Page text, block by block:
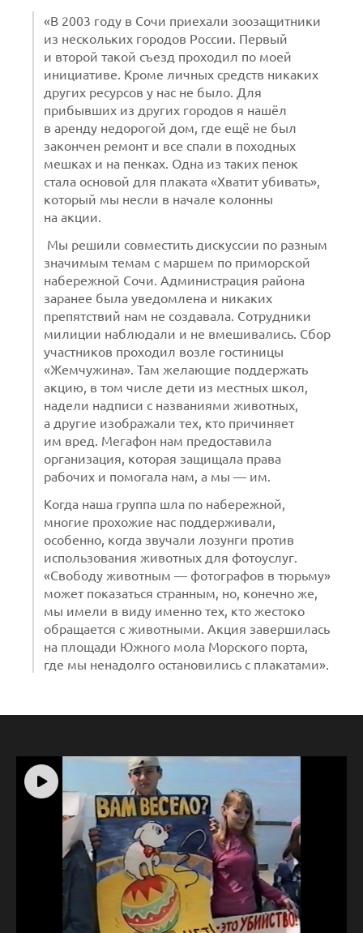
«В 2003 году в Сочи приехали зоозащитники
из нескольких городов России. Первый
и второй такой съезд проходил по моей
инициативе. Кроме личных средств никаких
других ресурсов у нас не было. Для
прибывших из других городов я нашёл
в аренду недорогой дом, где ещё не был
закончен ремонт и все спали в походных
мешках и на пенках. Одна из таких пенок
стала основой для плаката «Хватит убивать»,
который мы несли в начале колонны
на акции.
Мы решили совместить дискуссии по разным
значимым темам с маршем по приморской
набережной Сочи. Администрация района
заранее была уведомлена и никаких
препятствий нам не создавала. Сотрудники
милиции наблюдали и не вмешивались. Сбор
участников проходил возле гостиницы
«Жемчужина». Там желающие поддержать
акцию, в том числе дети из местных школ,
надели надписи с названиями животных,
а другие изображали тех, кто причиняет
им вред. Мегафон нам предоставила
организация, которая защищала права
рабочих и помогала нам, а мы — им.
Когда наша группа шла по набережной,
многие прохожие нас поддерживали,
особенно, когда звучали лозунги против
использования животных для фотоуслуг.
«Свободу животным — фотографов в тюрьму»
может показаться странным, но, конечно же,
мы имели в виду именно тех, кто жестоко
обращается с животными. Акция завершилась
на площади Южного мола Морского порта,
где мы ненадолго остановились с плакатами».